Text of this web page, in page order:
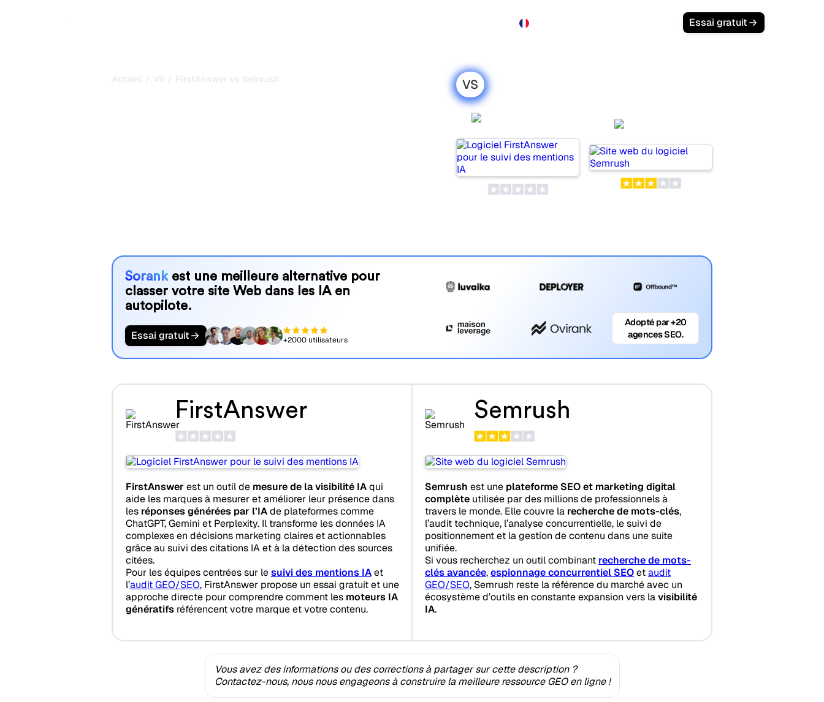
Essai gratuit
Accueil / VS / FirstAnswer vs Semrush VS
Sorankest une meilleure alternative pour
classer votre site Web dans les IA en
autopilote.
Essai gratuit +2000 utilisateurs
Adopté par +20
agences SEO.
FirstAnswer
FirstAnswer est un outil de mesure de la visibilité IAqui
aide les marques à mesurer et améliorer leur présence dans
les réponses générées par l’IAde plateformes comme
ChatGPT, Gemini et Perplexity. Il transforme les données IA
complexes en décisions marketing claires et actionnables
grâce au suivi des citations IA et à la détection des sources
citées.
Pour les équipes centrées sur lesuivi des mentions IAet
l’audit GEO/SEO, FirstAnswer propose un essai gratuit et une
approche directe pour comprendre comment les moteurs IA
génératifsréférencent votre marque et votre contenu.
Semrush
Semrush est une plateforme SEO et marketing digital
complète utilisée par des millions de professionnels à
travers le monde. Elle couvre la recherche de mots-clés,
l’audit technique, l’analyse concurrentielle, le suivi de
positionnement et la gestion de contenu dans une suite
unifiée.
Si vous recherchez un outil combinant recherche de mots-
clés avancée,espionnage concurrentiel SEOetaudit
GEO/SEO, Semrush reste la référence du marché avec un
écosystème d’outils en constante expansion vers lavisibilité
IA.
Vous avez des informations ou des corrections à partager sur cette description ?
Contactez-nous, nous nous engageons à construire la meilleure ressource GEO en ligne !